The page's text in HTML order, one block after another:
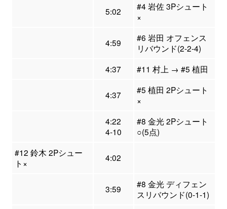
5:02
#4 岩佐 3Pシュート
×
4:59
#6 岩田 オフェンス
リバウンド(2-2-4)
4:37
#11 村上 → #5 植田
4:37
#5 植田 2Pシュート
×
4:22
4-10
#8 金光 2Pシュート
○(5点)
#12 鈴木 2Pシュー
ト×
4:02
3:59
#8 金光 ディフェン
スリバウンド(0-1-1)